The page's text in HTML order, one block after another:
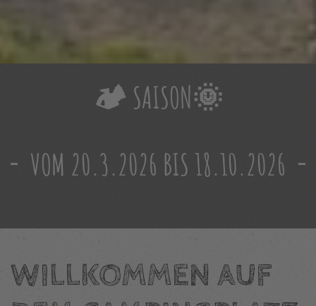
🏕️ SAISON🌞
VOM 20.3.2026 BIS 18.10.2026
WILLKOMMEN AUF